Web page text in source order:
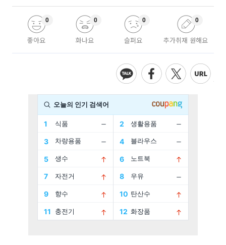
좋아요
0
화나요
0
슬퍼요
0
추가취재 원해요
0